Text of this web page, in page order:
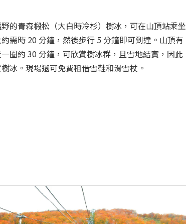
的青森椴松（大白時冷杉）樹冰，可在山頂站乘坐
需時 20 分鐘，然後步行 5 分鐘即可到達。山頂有
圈約 30 分鐘，可欣賞樹冰群，且雪地結實，因此
冰。現場還可免費租借雪鞋和滑雪杖。